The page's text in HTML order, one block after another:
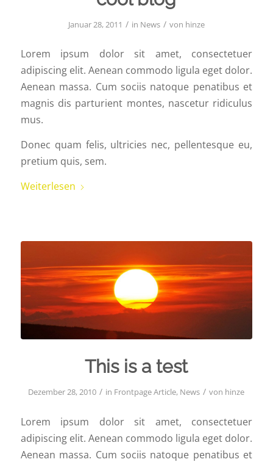
Januar 28, 2011 / in News / von hinze
Lorem ipsum dolor sit amet, consectetuer
adipiscing elit. Aenean commodo ligula eget dolor.
Aenean massa. Cum sociis natoque penatibus et
magnis dis parturient montes, nascetur ridiculus
mus.
Donec quam felis, ultricies nec, pellentesque eu,
pretium quis, sem.
Weiterlesen
This is a test
Dezember 28, 2010 / in Frontpage Article, News / von hinze
Lorem ipsum dolor sit amet, consectetuer
adipiscing elit. Aenean commodo ligula eget dolor.
Aenean massa. Cum sociis natoque penatibus et